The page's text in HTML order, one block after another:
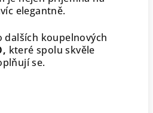
elegantně.
dalších koupelnových
které spolu skvěle
se.